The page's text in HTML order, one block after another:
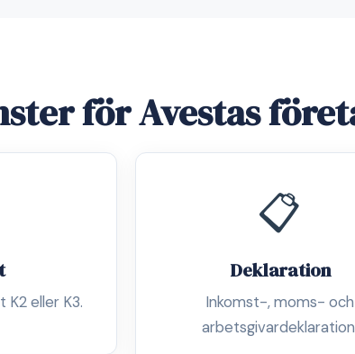
för Avestas
K2 eller K3.
📋
Deklaration
Inkomst-, moms- och